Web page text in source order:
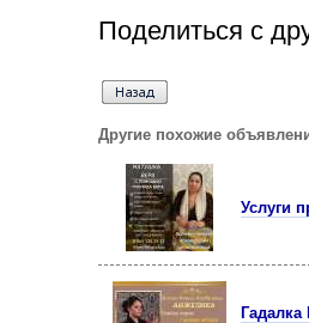
Поделиться с
Другие похожие
Услуги